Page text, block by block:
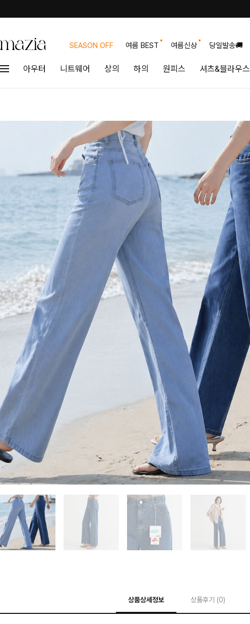
SEASON OFF 여름 BEST 여름신상 당일발송🚚
아우터 니트웨어 상의 하의 원피스 셔츠&블라우스
상품상세정보 상품후기 (0)